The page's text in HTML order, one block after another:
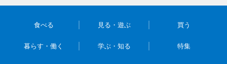
食べる 見る・遊ぶ 買う
暮らす・働く 学ぶ・知る 特集